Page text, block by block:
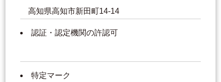
高知県高知市新田町14-14
認証・認定機関の許認可
特定マーク